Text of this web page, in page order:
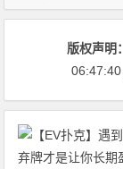
版权声明
06:47:40